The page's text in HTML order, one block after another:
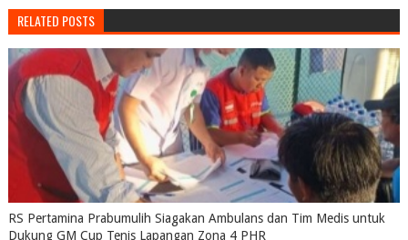
RELATED POSTS
RS Pertamina Prabumulih Siagakan Ambulans dan Tim Medis untuk
Dukung GM Cup Tenis Lapangan Zona 4 PHR